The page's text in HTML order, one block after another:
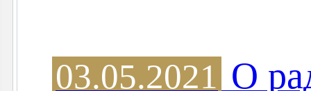
03.05.2021 О